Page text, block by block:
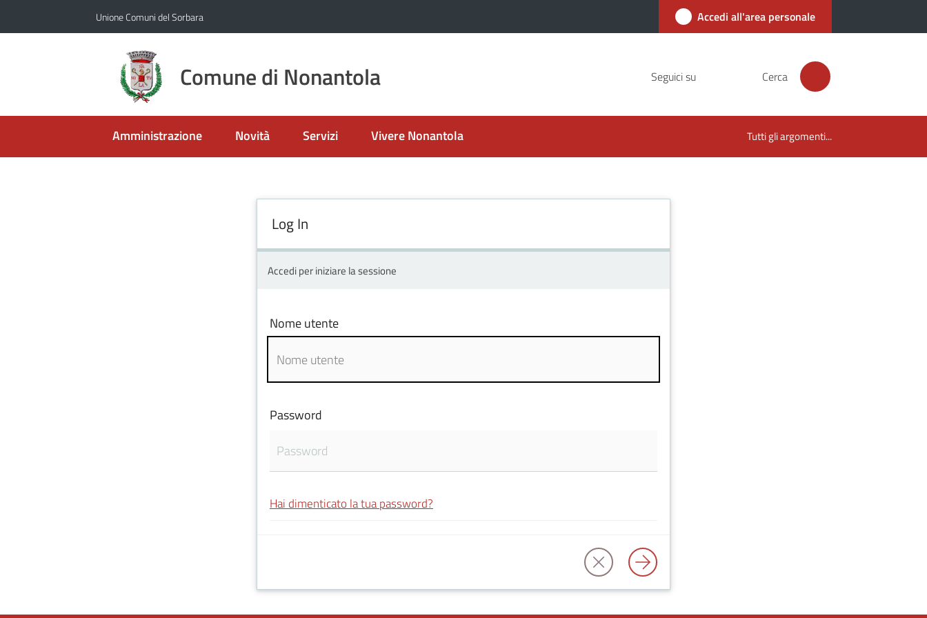
Unione Comuni del Sorbara Accedi all'area personale
Comune di Nonantola Seguici su Cerca
Amministrazione Novità Servizi Vivere Nonantola Tutti gli argomenti...
Log In
Accedi per iniziare la sessione
Nome utente
Password
Hai dimenticato la tua password?